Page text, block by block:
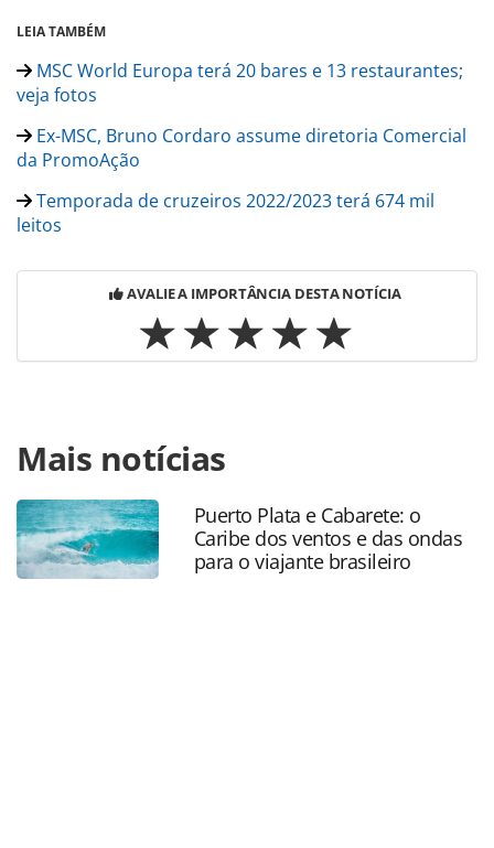
LEIA TAMBÉM
MSC World Europa terá 20 bares e 13 restaurantes;
veja fotos
Ex-MSC, Bruno Cordaro assume diretoria Comercial
da PromoAção
Temporada de cruzeiros 2022/2023 terá 674 mil
leitos
AVALIE A IMPORTÂNCIA DESTA NOTÍCIA
https://www.panrotas.com.br/mercado/cruzeiros/2022/
cruzeiros-retoma-noites-tematicas-como-noite-de-
gala_190575.html ou as ferramentas oferecidas na página.
Todo o conteúdo produzido pela PANROTAS Editora é
protegido pela legislação brasileira sobre direito autoral.
Não reproduza o conteúdo sem autorização da PANROTAS
Mais notícias
Puerto Plata e Cabarete: o
Caribe dos ventos e das ondas
para o viajante brasileiro